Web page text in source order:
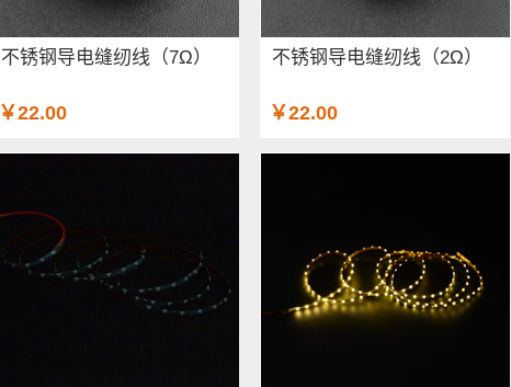
不锈钢导电缝纫线（7Ω）
￥22.00
不锈钢导电缝纫线（2Ω）
￥22.00